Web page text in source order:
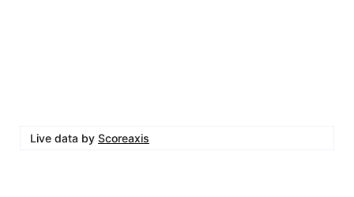
Live data by Scoreaxis